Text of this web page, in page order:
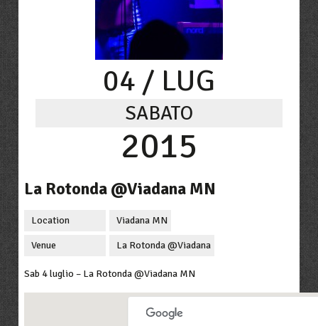
04 / LUG
SABATO
2015
La Rotonda @Viadana MN
Location Viadana MN
Venue La Rotonda @Viadana
Sab 4 luglio – La Rotonda @Viadana MN